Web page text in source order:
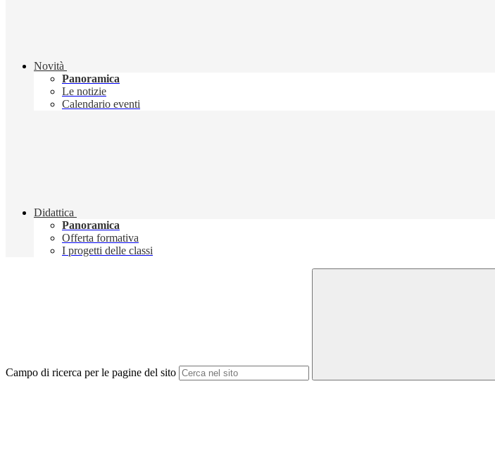
Novità
Panoramica
Le notizie
Calendario eventi
Didattica
Panoramica
Offerta formativa
I progetti delle classi
Campo di ricerca per le pagine del sito